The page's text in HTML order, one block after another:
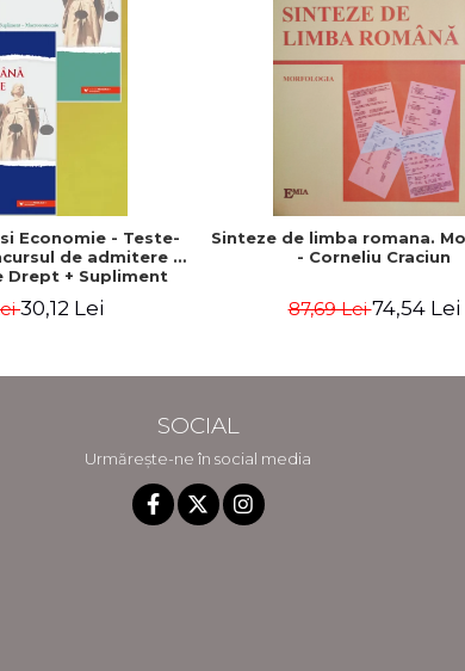
Economie - Teste-
de admitere la
Drept + Supliment
Ionescu
30,12 Lei
Sinteze de limba romana.
- Corneliu Craciun
87,69 Lei74,54 Lei
SOCIAL
Urmărește-ne în social media